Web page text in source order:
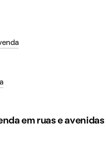
em ruas e avenidas